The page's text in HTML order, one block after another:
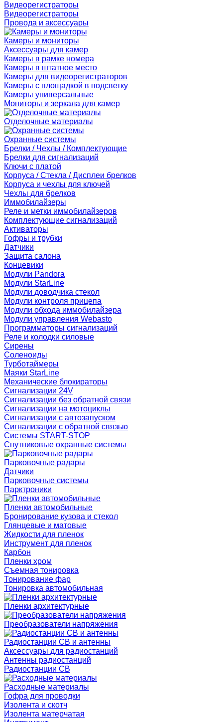
Видеорегистраторы
Видеорегистраторы
Провода и аксессуары
Камеры и мониторы
Аксессуары для камер
Камеры в рамке номера
Камеры в штатное место
Камеры для видеорегистраторов
Камеры с площадкой в подсветку
Камеры универсальные
Мониторы и зеркала для камер
Отделочные материалы
Охранные системы
Брелки / Чехлы / Комплектующие
Брелки для сигнализаций
Ключи с платой
Корпуса / Стекла / Дисплеи брелков
Корпуса и чехлы для ключей
Чехлы для брелков
Иммобилайзеры
Реле и метки иммобилайзеров
Комплектующие сигнализаций
Активаторы
Гофры и трубки
Датчики
Защита салона
Концевики
Модули Pandora
Модули StarLine
Модули доводчика стекол
Модули контроля прицепа
Модули обхода иммобилайзера
Модули управления Webasto
Программаторы сигнализаций
Реле и колодки силовые
Сирены
Соленоиды
Турботаймеры
Маяки StarLine
Механические блокираторы
Сигнализации 24V
Сигнализации без обратной связи
Сигнализации на мотоциклы
Сигнализации с автозапуском
Сигнализации с обратной связью
Системы START-STOP
Спутниковые охранные системы
Парковочные радары
Датчики
Парковочные системы
Парктроники
Пленки автомобильные
Бронирование кузова и стекол
Глянцевые и матовые
Жидкости для пленок
Инструмент для пленок
Карбон
Пленки хром
Съемная тонировка
Тонирование фар
Тонировка автомобильная
Пленки архитектурные
Преобразователи напряжения
Радиостанции CB и антенны
Аксессуары для радиостанций
Антенны радиостанций
Радиостанции CB
Расходные материалы
Гофра для проводки
Изолента и скотч
Изолента матерчатая